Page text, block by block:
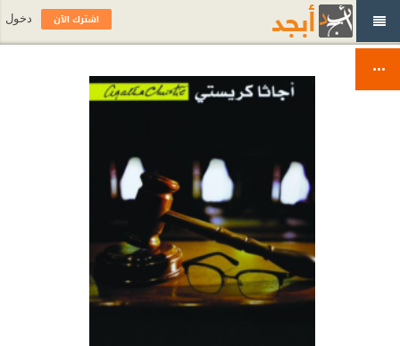
اشترك الآن دخول